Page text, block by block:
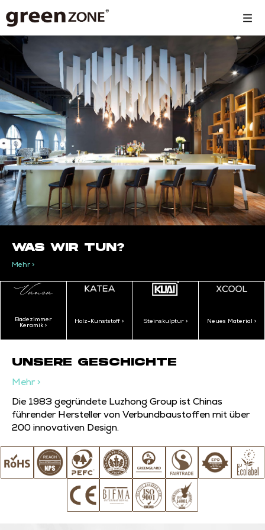
WAS WIR TUN?
Mehr >
Badezimmer
Keramik >
Holz-Kunststoff > Steinskulptur > Neues Material >
UNSERE GESCHICHTE
Mehr >
Die 1983 gegründete Luzhong Group ist Chinas
führender Hersteller von Verbundbaustoffen mit über
200 innovativen Design.